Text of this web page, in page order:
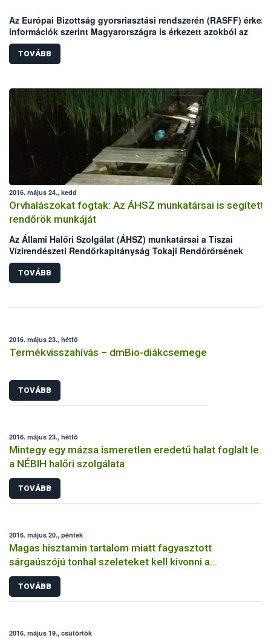
Az Európai Bizottság gyorsriasztási rendszerén (RASFF)
információk szerint Magyarországra is érkezett azokból az
egyadagos macskaeledelekből, melyekben magas vastartalmat
mértek.
TOVÁBB
2016. május 24., kedd
Orvhalászokat fogtak: Az ÁHSZ munkatársai is
rendőrök munkáját
Az Állami Halőri Szolgálat (ÁHSZ) munkatársai a Tiszai
Vízirendészeti Rendőrkapitányság Tokaji Rendőrőrsének
kollégáival két nap alatt két orvhalász csapatra csaptak le a
Malom-Tisza holtágban.
TOVÁBB
2016. május 23., hétfő
Termékvisszahívás – dmBio-diákcsemege
TOVÁBB
2016. május 23., hétfő
Mintegy egy mázsa ismeretlen eredetű halat foglalt le
a NÉBIH halőri szolgálata
TOVÁBB
2016. május 20., péntek
Magas hisztamin tartalom miatt fagyasztott
sárgaúszójú tonhal szeleteket kell kivonni a
forgalomból
TOVÁBB
2016. május 19., csütörtök